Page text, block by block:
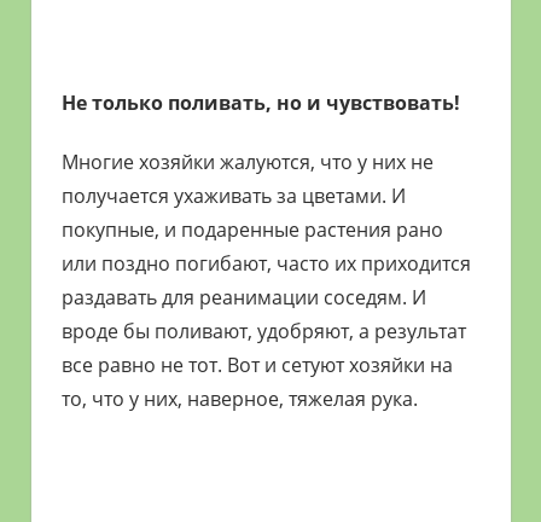
Не только поливать, но и чувствовать!
Многие хозяйки жалуются, что у них не
получается ухаживать за цветами. И
покупные, и подаренные растения рано
или поздно погибают, часто их приходится
раздавать для реанимации соседям. И
вроде бы поливают, удобряют, а результат
все равно не тот. Вот и сетуют хозяйки на
то, что у них, наверное, тяжелая рука.